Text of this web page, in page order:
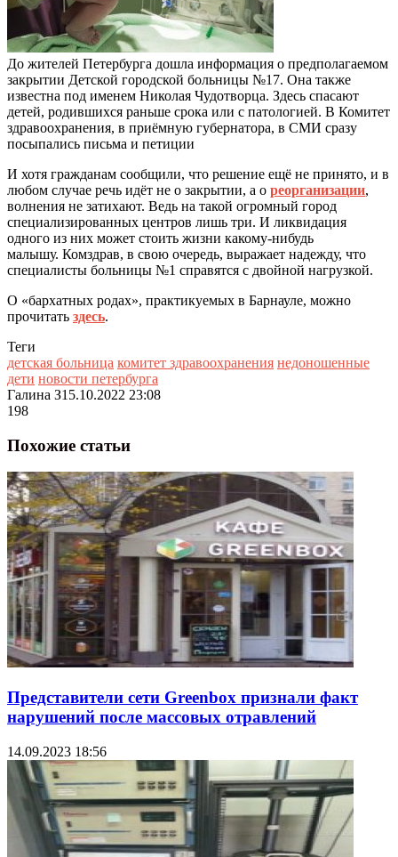
До жителей Петербурга дошла информация о предполагаемом
закрытии Детской городской больницы №17. Она также
известна под именем Николая Чудотворца. Здесь спасают
детей, родившихся раньше срока или с патологией. В Комитет
здравоохранения, в приёмную губернатора, в СМИ сразу
посыпались письма и петиции
И хотя гражданам сообщили, что решение ещё не принято, и в
любом случае речь идёт не о закрытии, а о реорганизации,
волнения не затихают. Ведь на такой огромный город
специализированных центров лишь три. И ликвидация
одного из них может стоить жизни какому-нибудь
малышу. Комздрав, в свою очередь, выражает надежду, что
специалисты больницы №1 справятся с двойной нагрузкой.
О «бархатных родах», практикуемых в Барнауле, можно
прочитать здесь.
Теги
детская больница комитет здравоохранения недоношенные
дети новости петербурга
Галина З15.10.2022 23:08
198
Похожие статьи
Представители сети Greenbox признали факт
нарушений после массовых отравлений
14.09.2023 18:56